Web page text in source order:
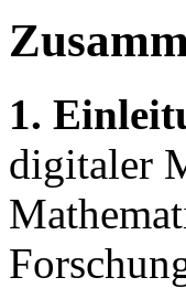
1.
digitaler